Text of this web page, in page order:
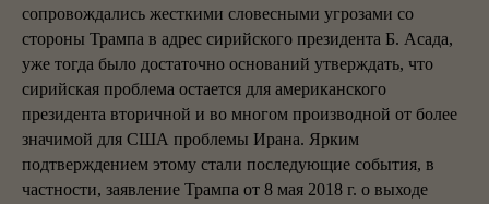
сопровождались жесткими словесными угрозами со
стороны Трампа в адрес сирийского президента Б. Асада,
уже тогда было достаточно оснований утверждать, что
сирийская проблема остается для американского
президента вторичной и во многом производной от более
значимой для США проблемы Ирана. Ярким
подтверждением этому стали последующие события, в
частности, заявление Трампа от 8 мая 2018 г. о выходе